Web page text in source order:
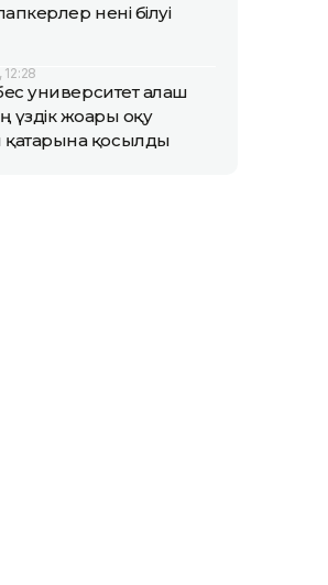
нені білуі
университет алғаш
үздік жоғары оқу
қосылды